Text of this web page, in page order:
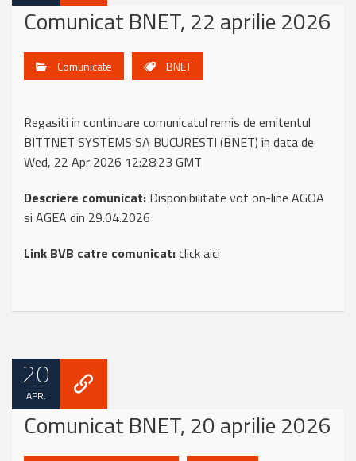
Comunicat BNET, 22 aprilie 2026
Comunicate BNET
Regasiti in continuare comunicatul remis de emitentul
BITTNET SYSTEMS SA BUCURESTI (BNET) in data de
Wed, 22 Apr 2026 12:28:23 GMT
Descriere comunicat: Disponibilitate vot on-line AGOA
si AGEA din 29.04.2026
Link BVB catre comunicat:click aici
20
APR.
Comunicat BNET, 20 aprilie 2026